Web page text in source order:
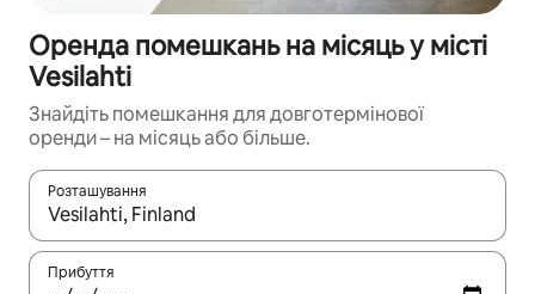
Оренда помешкань на місяць у місті
Vesilahti
Знайдіть помешкання для довготермінової
оренди – на місяць або більше.
Розташування
Отримавши результати пошуку, використовуйте для
Прибуття